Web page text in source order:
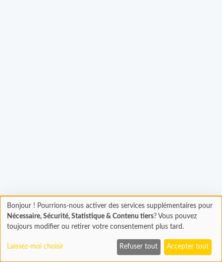
Chargement
En cours...
Bonjour ! Pourrions-nous activer des services supplémentaires pour
Nécessaire, Sécurité, Statistique & Contenu tiers? Vous pouvez
toujours modifier ou retirer votre consentement plus tard.
Laissez-moi choisir Refuser tout Accepter tout